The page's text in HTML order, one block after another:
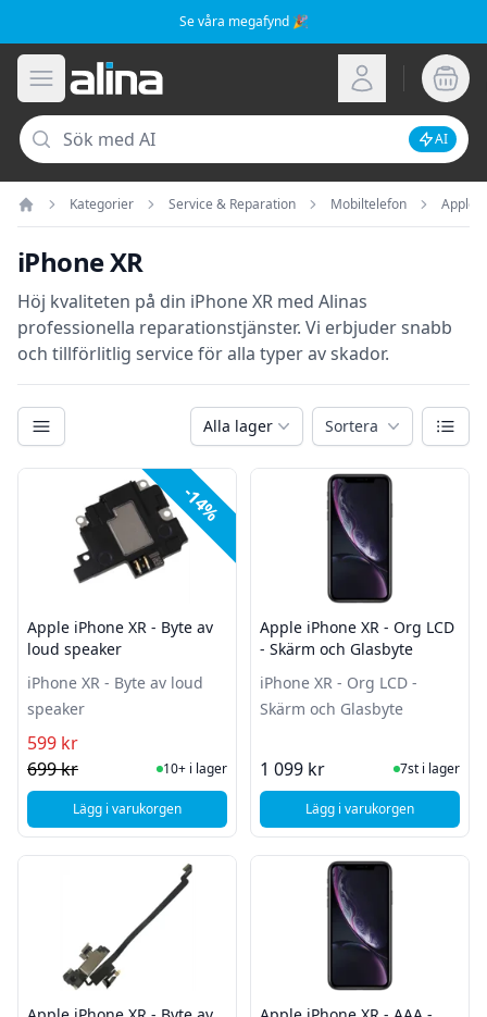
Se våra megafynd 🎉
Öppna meny
Alina.se Logga in
Sök
AI
Hem
Kategorier Service & Reparation Mobiltelefon Apple
iPhone XR
Höj kvaliteten på din iPhone XR med Alinas
professionella reparationstjänster. Vi erbjuder snabb
och tillförlitlig service för alla typer av skador.
Kategorier Alla lager Sortera Växla
Filter
Produkter
-14%
Apple iPhone XR - Byte av
loud speaker
iPhone XR - Byte av loud
speaker
599 kr
699 kr
I Lager
10+ i lager
Lägg i varukorgen, Apple iPhone XR - Byte av loud speaker
Apple iPhone XR - Org LCD
- Skärm och Glasbyte
iPhone XR - Org LCD -
Skärm och Glasbyte
1 099 kr I Lager
7st i lager
Lägg i varukorgen